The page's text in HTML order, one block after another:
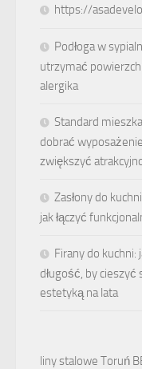
https://
Podłoga w
utrzymać
alergika
Standard
dobrać
zwiększyć
Zasłony do
jak łączyć
Firany do kuchni:
długość, by cieszyć
estetyką na lata
liny stalowe Toruń